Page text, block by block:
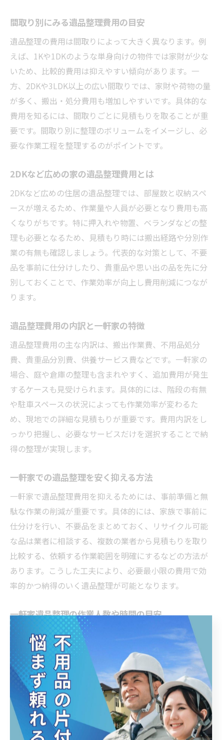
間取り別にみる遺品整理費用の目安
遺品整理の費用は間取りによって大きく異なります。例
えば、1Kや1DKのような単身向けの物件では家財が少な
いため、比較的費用は抑えやすい傾向があります。一
方、2DKや3LDK以上の広い間取りでは、家財や荷物の量
が多く、搬出・処分費用も増加しやすいです。具体的な
費用を知るには、間取りごとに見積もりを取ることが重
要です。間取り別に整理のボリュームをイメージし、必
要な作業工程を整理するのがポイントです。
2DKなど広めの家の遺品整理費用とは
2DKなど広めの住居の遺品整理では、部屋数と収納スペ
ースが増えるため、作業量や人員が必要となり費用も高
くなりがちです。特に押入れや物置、ベランダなどの整
理も必要となるため、見積もり時には搬出経路や分別作
業の有無も確認しましょう。代表的な対策として、不要
品を事前に仕分けしたり、貴重品や思い出の品を先に分
別しておくことで、作業効率が向上し費用削減につなが
ります。
遺品整理費用の内訳と一軒家の特徴
遺品整理費用の主な内訳は、搬出作業費、不用品処分
費、貴重品分別費、供養サービス費などです。一軒家の
場合、庭や倉庫の整理も含まれやすく、追加費用が発生
するケースも見受けられます。具体的には、階段の有無
や駐車スペースの状況によっても作業効率が変わるた
め、現地での詳細な見積もりが重要です。費用内訳をし
っかり把握し、必要なサービスだけを選択することで納
得の整理が実現します。
一軒家での遺品整理を安く抑える方法
一軒家で遺品整理費用を抑えるためには、事前準備と無
駄な作業の削減が重要です。具体的には、家族で事前に
仕分けを行い、不要品をまとめておく、リサイクル可能
な品は業者に相談する、複数の業者から見積もりを取り
比較する、依頼する作業範囲を明確にするなどの方法が
あります。こうした工夫により、必要最小限の費用で効
率的かつ納得のいく遺品整理が可能となります。
一軒家遺品整理の作業人数や時間の目安
一軒家の遺品整理では、作業人数や時間も費用に大きく
影響します。一般的に部屋数や荷物の量に応じて2～5名
程度の作業員が必要となり、作業時間も1日から数日かか
ることが多いです。具体的な目安は、事前の見積もりや
現地確認で明らかになります。作業効率を上げるために
は、事前の分別や搬出経路の確保が有効です。時間と人
員を適切に見積もることで、無駄な費用を防ぎやすくな
ります。